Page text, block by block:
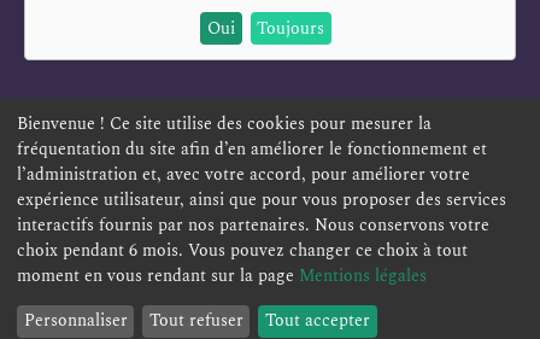
Oui
Toujours
ESPACE PERSONNEL OFFRES D'EMPLOI SIGNALEMENT
TÉLÉSERVICES PLAN DU SITE
ACCESSIBILITÉ POLITIQUE DE CONFIDENTIALITÉ
MENTIONS LÉGALES CONTACT
Bienvenue ! Ce site utilise des cookies pour mesurer la
fréquentation du site afin d’en améliorer le fonctionnement et
l’administration et, avec votre accord, pour améliorer votre
expérience utilisateur, ainsi que pour vous proposer des services
interactifs fournis par nos partenaires. Nous conservons votre
choix pendant 6 mois. Vous pouvez changer ce choix à tout
moment en vous rendant sur la page Mentions légales
Personnaliser
Tout refuser Tout accepter